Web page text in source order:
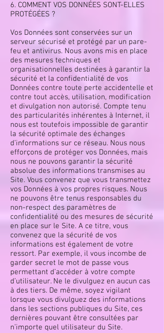
6. COMMENT VOS DONNÉES SONT-ELLES
PROTÉGÉES ?
Vos Données sont conservées sur un
serveur sécurisé et protégé par un pare-
feu et antivirus. Nous avons mis en place
des mesures techniques et
organisationnelles destinées à garantir la
sécurité et la confidentialité de vos
Données contre toute perte accidentelle et
contre tout accès, utilisation, modification
et divulgation non autorisé. Compte tenu
des particularités inhérentes à Internet, il
nous est toutefois impossible de garantir
la sécurité optimale des échanges
d’informations sur ce réseau. Nous nous
efforçons de protéger vos Données, mais
nous ne pouvons garantir la sécurité
absolue des informations transmises au
Site. Vous convenez que vous transmettez
vos Données à vos propres risques. Nous
ne pouvons être tenus responsables du
non-respect des paramètres de
confidentialité ou des mesures de sécurité
en place sur le Site. A ce titre, vous
convenez que la sécurité de vos
informations est également de votre
ressort. Par exemple, il vous incombe de
garder secret le mot de passe vous
permettant d’accéder à votre compte
d’utilisateur. Ne le divulguez en aucun cas
à des tiers. De même, soyez vigilant
lorsque vous divulguez des informations
dans les sections publiques du Site, ces
dernières pouvant être consultées par
n’importe quel utilisateur du Site.